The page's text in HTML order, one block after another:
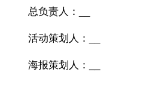
总负责人：__
活动策划人：__
海报策划人：__